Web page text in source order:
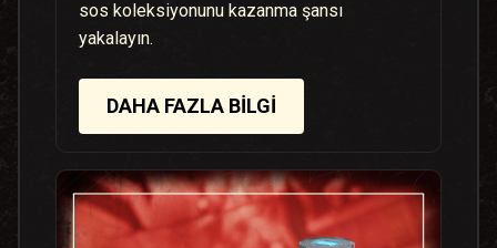
sos koleksiyonunu kazanma şansı
yakalayın.
DAHA FAZLA BILGI